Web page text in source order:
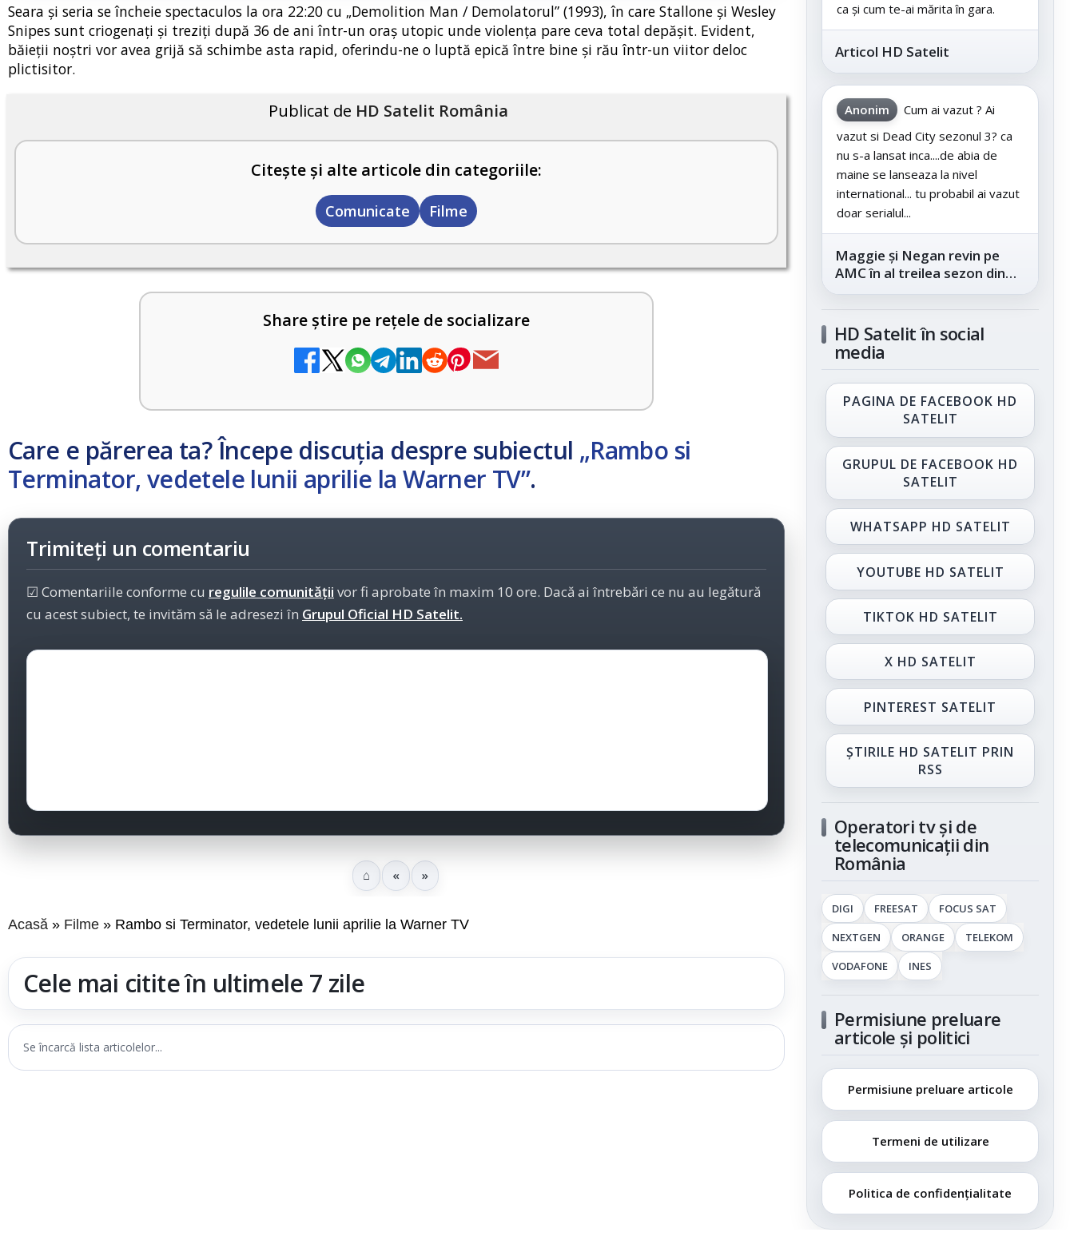
Seara și seria se încheie spectaculos la ora 22:20 cu „Demolition Man / Demolatorul” (1993), în care Stallone și Wesley
Snipes sunt criogenați și treziți după 36 de ani într-un oraș utopic unde violența pare ceva total depășit. Evident,
băieții noștri vor avea grijă să schimbe asta rapid, oferindu-ne o luptă epică între bine și rău într-un viitor deloc
plictisitor.
Publicat de HD Satelit România
Citește și alte articole din categoriile:
Comunicate Filme
Share știre pe rețele de socializare
Care e părerea ta? Începe discuția despre subiectul „Rambo si
Terminator, vedetele lunii aprilie la Warner TV”.
Trimiteți un comentariu
☑ Comentariile conforme cu regulile comunității vor fi aprobate în maxim 10 ore. Dacă ai întrebări ce nu au legătură
cu acest subiect, te invităm să le adresezi în Grupul Oficial HD Satelit.
⌂ « »
Acasă Filme Rambo si Terminator, vedetele lunii aprilie la Warner TV
Cele mai citite în ultimele 7 zile
Se încarcă lista articolelor...
ca și cum te-ai mărita în gara.
Articol HD Satelit
Anonim
Cum ai vazut ? Ai
vazut si Dead City sezonul 3? ca
nu s-a lansat inca....de abia de
maine se lanseaza la nivel
international... tu probabil ai vazut
doar serialul...
Maggie și Negan revin pe
AMC în al treilea sezon din
„The Walking Dead: Dead
HD Satelit în social
media
PAGINA DE FACEBOOK HD
SATELIT
GRUPUL DE FACEBOOK HD
SATELIT
WHATSAPP HD SATELIT
YOUTUBE HD SATELIT
TIKTOK HD SATELIT
X HD SATELIT
PINTEREST SATELIT
ȘTIRILE HD SATELIT PRIN
RSS
Operatori tv și de
telecomunicații din
România
DIGI FREESAT
FOCUS SAT
NEXTGEN
ORANGE
TELEKOM
VODAFONE
INES
Permisiune preluare
articole și politici
Permisiune preluare articole
Termeni de utilizare
Politica de confidențialitate